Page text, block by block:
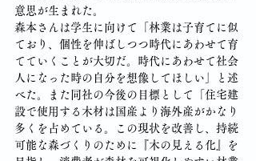
意思が生まれた。
森本さんは学生に向けて「林業は子育てに似
ており、個性を伸ばしつつ時代にあわせて育
てていくことが大切だ。時代にあわせて社会
人になった時の自分を想像してほしい」と述
べた。また同社の今後の目標として「住宅建
設で使用する木材は国産より海外産がかなり
多くを占めている。この現状を改善し、持続
可能な森づくりのために『木の見える化』を